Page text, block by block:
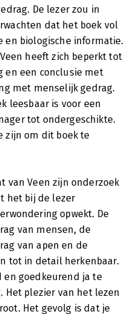
De lezer zou in
dat het boek vol
biologische informatie.
heeft zich beperkt tot
en een conclusie met
met menselijk gedrag.
leesbaar is voor een
tot ondergeschikte.
zijn om dit boek te
van Veen zijn onderzoek
het bij de lezer
opwekt. De
van mensen, de
van apen en de
tot in detail herkenbaar.
goedkeurend ja te
Het plezier van het lezen
Het gevolg is dat je